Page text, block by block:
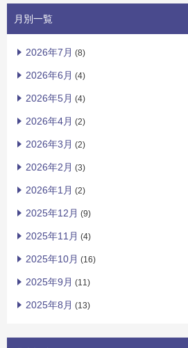
月別一覧
2026年7月 (8)
2026年6月 (4)
2026年5月 (4)
2026年4月 (2)
2026年3月 (2)
2026年2月 (3)
2026年1月 (2)
2025年12月 (9)
2025年11月 (4)
2025年10月 (16)
2025年9月 (11)
2025年8月 (13)